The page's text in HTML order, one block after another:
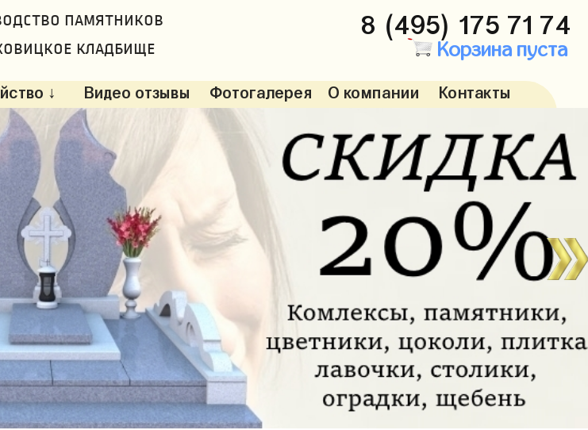
памятников
кладбище
8 (495) 175 71 74
Корзина пуста
↓ Видео отзывы Фотогалерея О компании Контакты